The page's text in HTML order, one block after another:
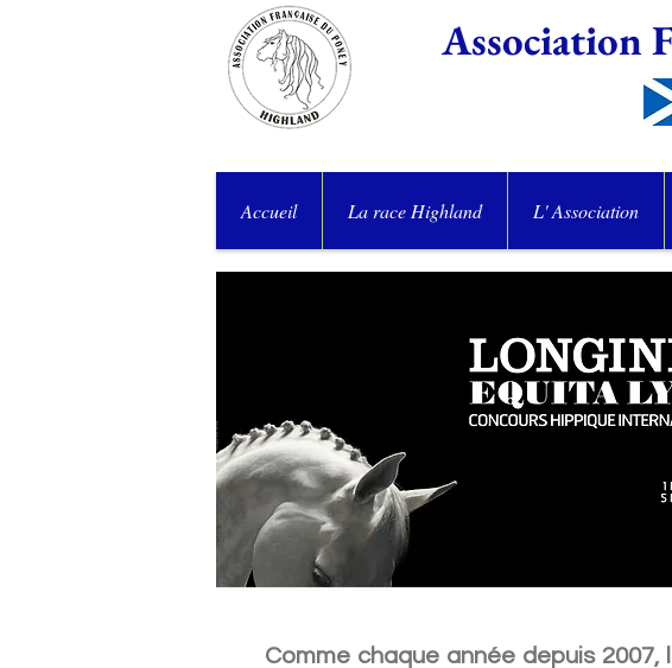
Association
Accueil La race Highland L' Association
Comme chaque année depuis